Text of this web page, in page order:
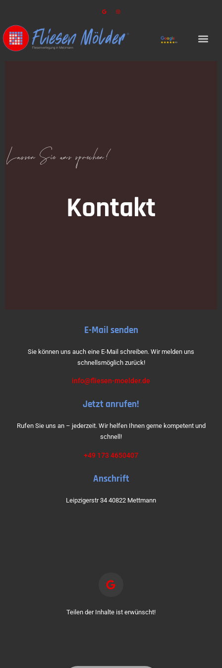
Lassen Sie uns sprechen!
Kontakt
E-Mail senden
Sie können uns auch eine E-Mail schreiben. Wir melden uns
schnellsmöglich zurück!
info@fliesen-moelder.de
Jetzt anrufen!
Rufen Sie uns an – jederzeit. Wir helfen Ihnen gerne kompetent und
schnell!
+49 173 4650407
Anschrift
Leipzigerstr 34 40822 Mettmann
Teilen der Inhalte ist erwünscht!